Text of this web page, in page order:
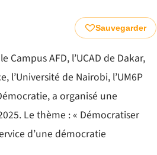
Sauvegarder
AFD, l’UCAD de Dakar,
l’Université de Nairobi, l’UM6P
a organisé une
Le thème : « Démocratiser
d’une démocratie